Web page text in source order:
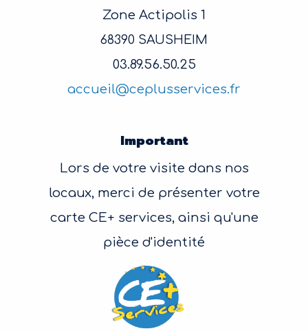
Zone Actipolis 1
68390 SAUSHEIM
03.89.56.50.25
accueil@ceplusservices.fr
Important
Lors de votre visite dans nos
locaux, merci de présenter votre
carte CE+ services, ainsi qu'une
pièce d'identité